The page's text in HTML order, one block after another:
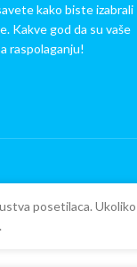
kako biste izabrali
Kakve god da su vaše
raspolaganju!
posetilaca.